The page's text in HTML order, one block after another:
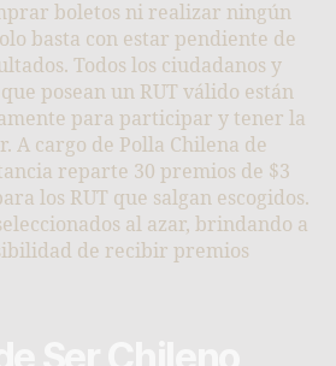
boletos ni realizar ningún
basta con estar pendiente de
Todos los ciudadanos y
posean un RUT válido están
para participar y tener la
A cargo de Polla Chilena de
reparte 30 premios de $3
los RUT que salgan escogidos.
al azar, brindando a
de recibir premios